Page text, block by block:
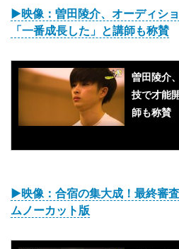
▶映像：曽田陵介、オーディシ
「一番成長した」と講師も称賛
曽田陵介
技で才能
師も称賛
▶映像：合宿の集大成！最終審
ムノーカット版